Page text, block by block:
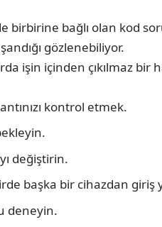
birbirine bağlı olan kod
gözlenebiliyor.
işin içinden çıkılmaz
kontrol etmek.
değiştirin.
başka bir cihazdan giriş
deneyin.